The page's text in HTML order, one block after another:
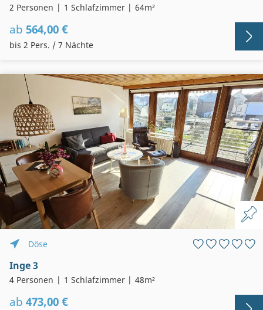
2 Personen 1 Schlafzimmer 64m²
ab 564,00 €
bis 2 Pers. / 7 Nächte
Döse
Inge 3
4 Personen 1 Schlafzimmer 48m²
ab 473,00 €